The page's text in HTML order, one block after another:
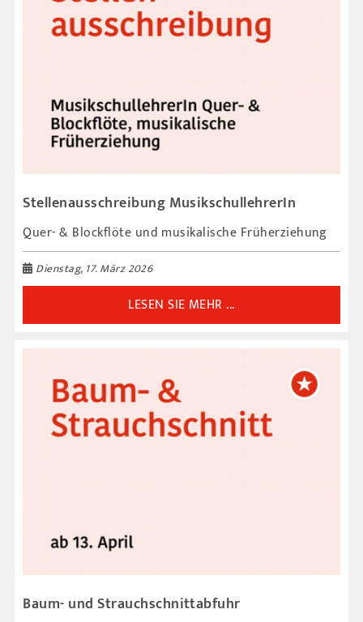
Stellenausschreibung MusikschullehrerIn
Quer- & Blockflöte und musikalische Früherziehung
Dienstag, 17. März 2026
LESEN SIE MEHR ...
Baum- und Strauchschnittabfuhr